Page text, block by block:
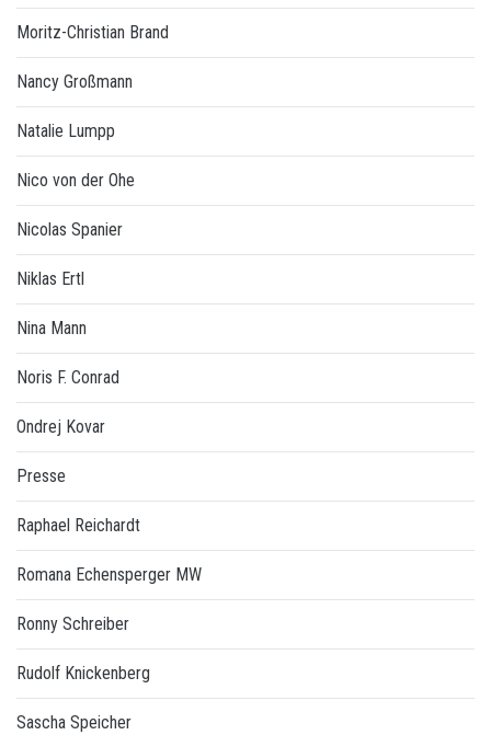
Moritz-Christian Brand
Nancy Großmann
Natalie Lumpp
Nico von der Ohe
Nicolas Spanier
Niklas Ertl
Nina Mann
Noris F. Conrad
Ondrej Kovar
Presse
Raphael Reichardt
Romana Echensperger MW
Ronny Schreiber
Rudolf Knickenberg
Sascha Speicher